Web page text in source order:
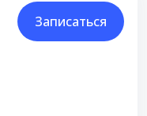
Записаться